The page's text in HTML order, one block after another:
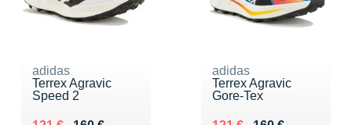
adidas
Terrex Agravic
Speed 2
adidas
Terrex Agravic
Gore-Tex